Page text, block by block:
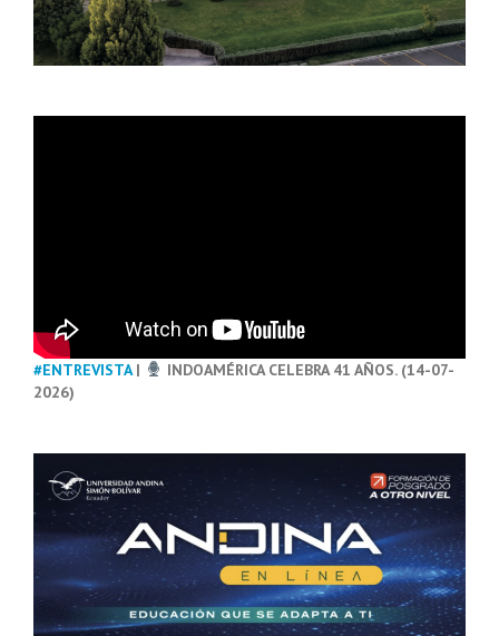
#ENTREVISTA|
INDOAMÉRICA CELEBRA 41 AÑOS. (14-07-
2026)